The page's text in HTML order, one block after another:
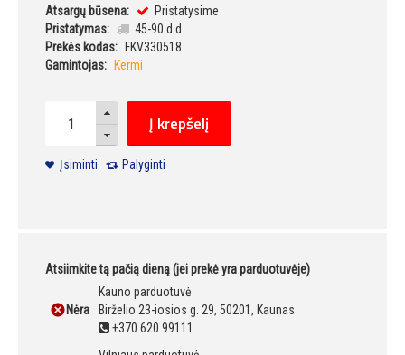
Atsargų būsena:
Pristatysime
Pristatymas:
45-90 d.d.
Prekės kodas:
FKV330518
Gamintojas:
Kermi
Į krepšelį
Įsiminti Palyginti
Atsiimkite tą pačią dieną (jei prekė yra parduotuvėje)
Nėra
Kauno parduotuvė
Birželio 23-iosios g. 29, 50201, Kaunas
+370 620 99111